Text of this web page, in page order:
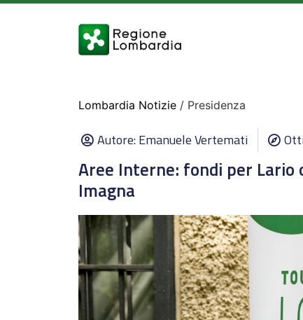
Lombardia Notizie / Presidenza
Autore:Emanuele Vertemati
Aree Interne: fondi per Lario
Imagna